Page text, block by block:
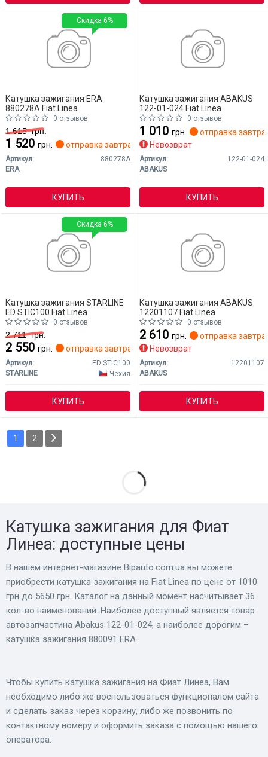
Катушка зажигания ERA
880278A Fiat Linea
0 отзывов
1 615грн.
1 520 грн. отправка завтра
Артикул:
880278A
ERA
КУПИТЬ
Скидка 6%
Катушка зажигания ABAKUS
122-01-024 Fiat Linea
0 отзывов
1 010 грн.
отправка завтра
Невозврат
Артикул:
122-01-024
ABAKUS
КУПИТЬ
Катушка зажигания STARLINE
ED STIC100 Fiat Linea
0 отзывов
2 711грн.
2 550 грн. отправка завтра
Артикул:
ED STIC100
STARLINE
Чехия
КУПИТЬ
Скидка 6%
Катушка зажигания ABAKUS
12201107 Fiat Linea
0 отзывов
2 610 грн.
отправка завтра
Невозврат
Артикул:
12201107
ABAKUS
КУПИТЬ
1 2
Катушка зажигания для Фиат
Линеа: доступные цены
В нашем интернет-магазине Bіpauto.com.ua вы можете
приобрести катушка зажигания на Fiat Linea по цене от 1010
грн до 5650 грн. Каталог на данный момент насчитывает 36
кол-во наименований. Наиболее доступный является товар
автозапчастина Abakus 122-01-024, а наиболее дорогим –
катушка зажигания 880091 ERA.
Чтобы купить катушка зажигания на Фиат Линеа, Вам
необходимо либо же воспользоваться функционалом сайта
и сделать заказ через корзину, либо же позвонить по
контактному номеру и оформить заказа с помощью нашего
оператора.